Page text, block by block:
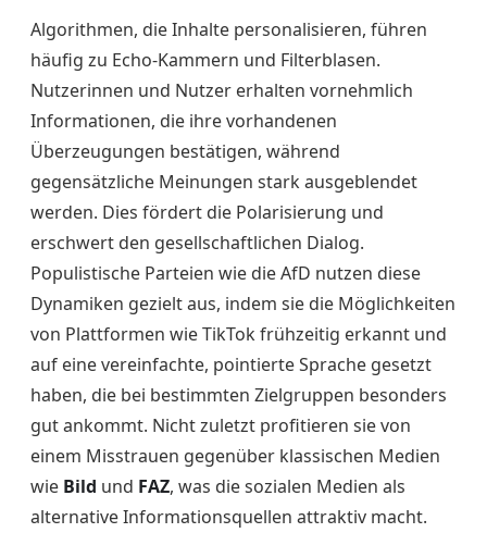
Algorithmen, die Inhalte personalisieren, führen
häufig zu Echo-Kammern und Filterblasen.
Nutzerinnen und Nutzer erhalten vornehmlich
Informationen, die ihre vorhandenen
Überzeugungen bestätigen, während
gegensätzliche Meinungen stark ausgeblendet
werden. Dies fördert die Polarisierung und
erschwert den gesellschaftlichen Dialog.
Populistische Parteien wie die AfD nutzen diese
Dynamiken gezielt aus, indem sie die Möglichkeiten
von Plattformen wie TikTok frühzeitig erkannt und
auf eine vereinfachte, pointierte Sprache gesetzt
haben, die bei bestimmten Zielgruppen besonders
gut ankommt. Nicht zuletzt profitieren sie von
einem Misstrauen gegenüber klassischen Medien
wie Bild und FAZ, was die sozialen Medien als
alternative Informationsquellen attraktiv macht.